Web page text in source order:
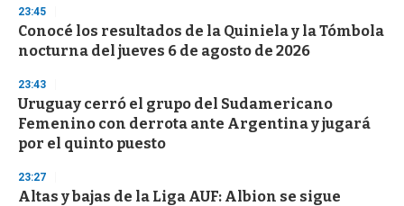
d
s
o
f
3
s
e
c
o
d
s
23:45
Conocé los resultados de la Quiniela y la Tómbola
nocturna del jueves 6 de agosto de 2026
23:43
Uruguay cerró el grupo del Sudamericano
Femenino con derrota ante Argentina y jugará
por el quinto puesto
23:27
Altas y bajas de la Liga AUF: Albion se sigue